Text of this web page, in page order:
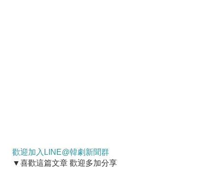
歡迎加入LINE@韓劇新聞群
▼喜歡這篇文章 歡迎多加分享